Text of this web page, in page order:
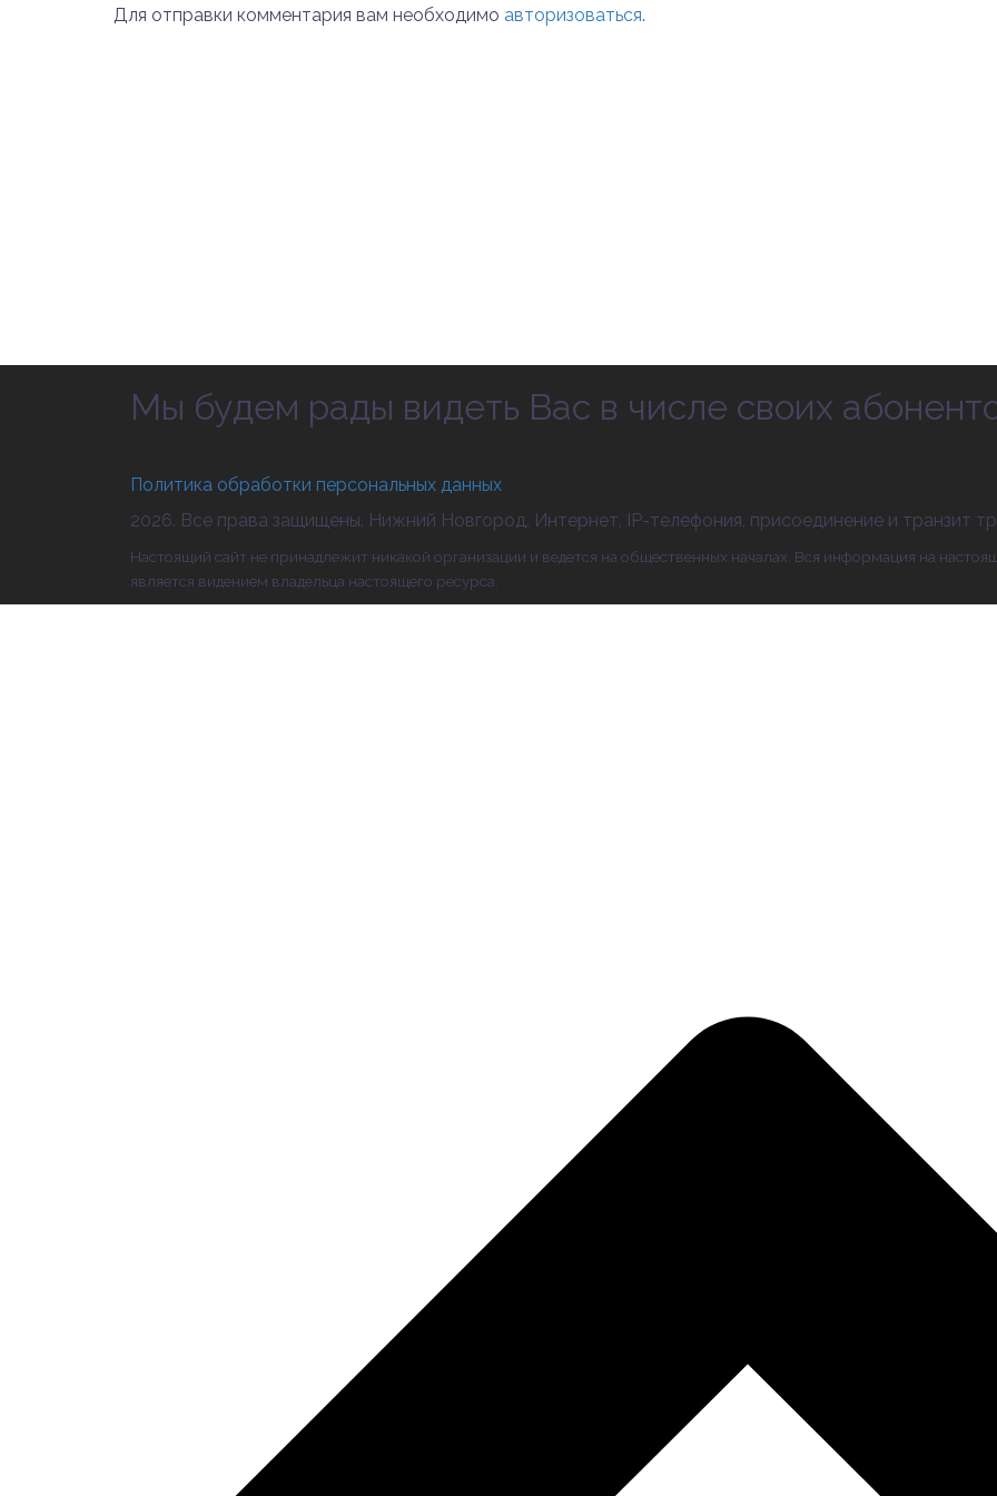
Для отправки комментария вам необходимо авторизоваться.
Мы будем рады видеть Вас в числе своих
Политика обработки персональных данных
2026. Все права защищены. Нижний Новгород. Интернет, IP-телефония, присоединение и транзит
Настоящий сайт не принадлежит никакой организации и ведется на общественных началах. Вся информация на
является видением владельца настоящего ресурса.